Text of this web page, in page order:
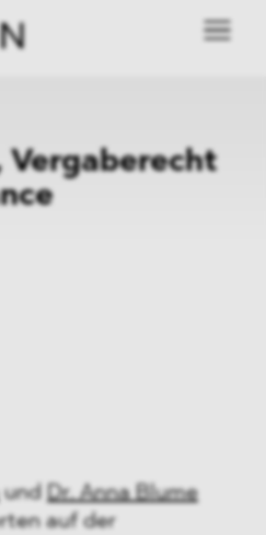
und Dr. Anna Blume
auf der